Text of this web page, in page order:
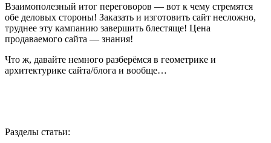
Взаимополезный итог переговоров — вот к чему стремятся
обе деловых стороны! Заказать и изготовить сайт несложно,
труднее эту кампанию завершить блестяще! Цена
продаваемого сайта — знания!
Что ж, давайте немного разберёмся в геометрике и
архитектурике сайта/блога и вообще…
Разделы статьи: